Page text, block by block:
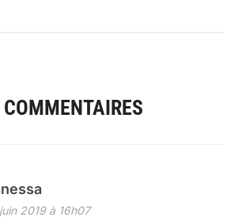
2019 à 16h07